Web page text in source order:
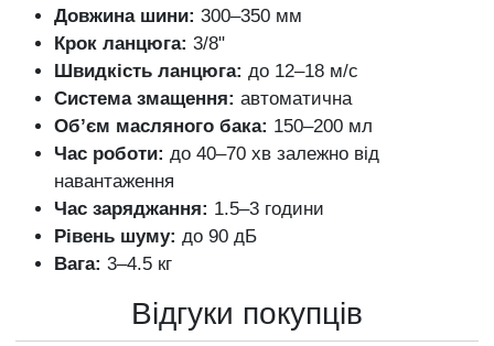
Довжина шини: 300–350 мм
Крок ланцюга: 3/8"
Швидкість ланцюга: до 12–18 м/с
Система змащення: автоматична
Об’єм масляного бака: 150–200 мл
Час роботи: до 40–70 хв залежно від
навантаження
Час заряджання: 1.5–3 години
Рівень шуму: до 90 дБ
Вага: 3–4.5 кг
Відгуки покупців